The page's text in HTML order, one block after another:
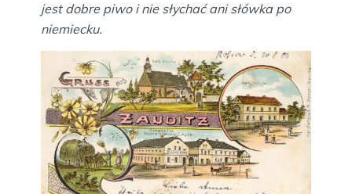
jest dobre piwo i nie słychać ani słówka po
niemiecku.